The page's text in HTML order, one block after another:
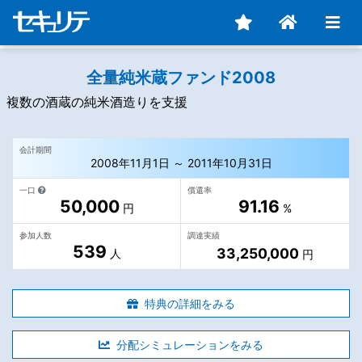
全量純米蔵ファンド2008
複数の酒蔵の純米酒造りを支援
会計期間
2008年11月1日 ～ 2011年10月31日
一口
50,000円
償還率
91.16 %
参加人数
539 人
調達実績
33,250,000 円
特典の詳細をみる
分配シミュレーションをみる